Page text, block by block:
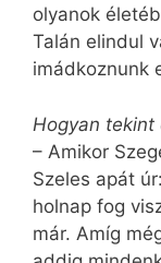
olyanok
Talán elindul
imádkoznunk
Hogyan tekint
– Amikor
Szeles apát
holnap fog
már. Amíg